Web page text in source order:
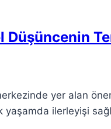
Düşüncenin
yer alan
ilerleyişi